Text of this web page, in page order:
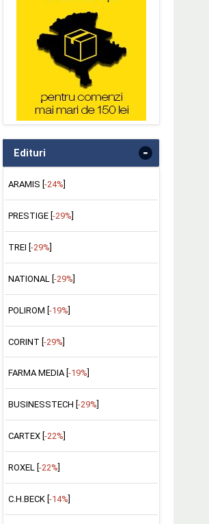
Edituri -
ARAMIS [ -24%
PRESTIGE [ -29%
TREI [ -29%
NATIONAL [ -29%
POLIROM [-19%]
CORINT [-29%]
FARMA MEDIA [ -19%
BUSINESSTECH [ -29%
CARTEX [ -22%
ROXEL [ -22%
C.H.BECK [ -14%